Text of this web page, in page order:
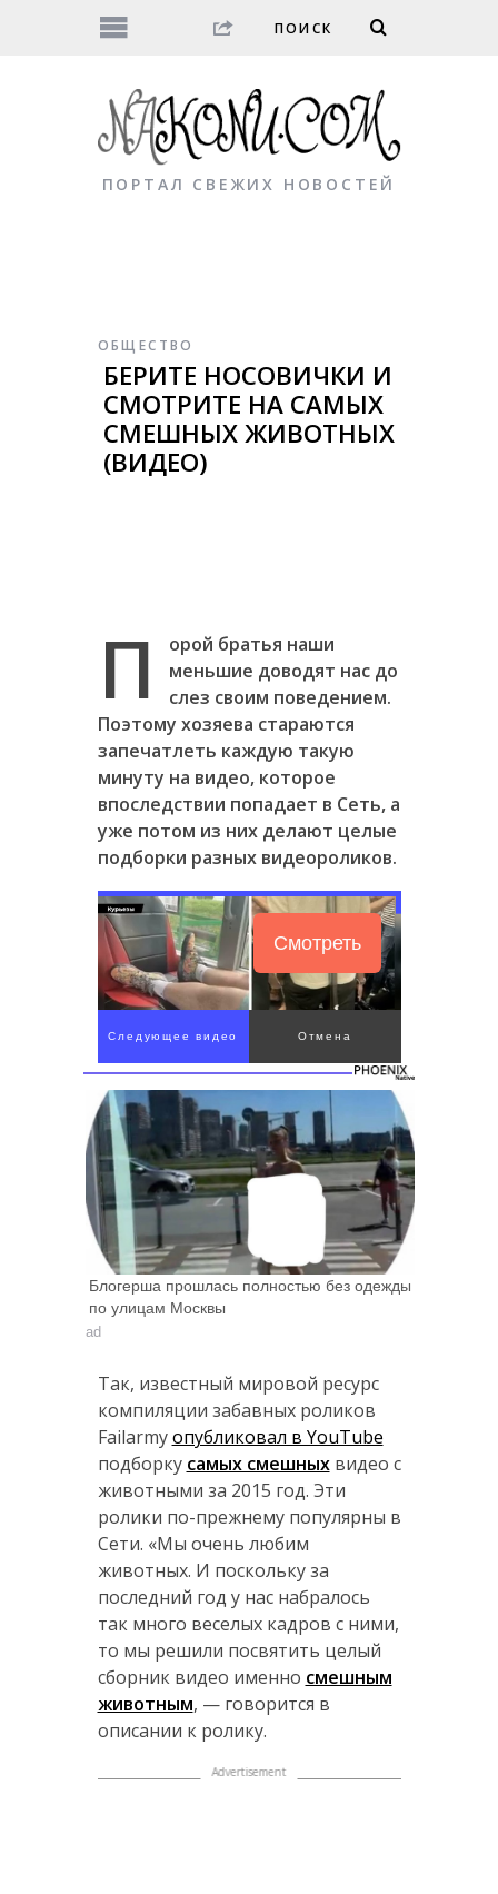
ПОРТАЛ СВЕЖИХ НОВОСТЕЙ
ОБЩЕСТВО
БЕРИТЕ НОСОВИЧКИ И
СМОТРИТЕ НА САМЫХ
СМЕШНЫХ ЖИВОТНЫХ
(ВИДЕО)
П
орой братья наши
меньшие доводят нас до
слез своим поведением.
Поэтому хозяева стараются
запечатлеть каждую такую
минуту на видео, которое
впоследствии попадает в Сеть, а
уже потом из них делают целые
подборки разных видеороликов.
Смотреть
Следующее видео Отмена
Блогерша прошлась полностью без одежды
по улицам Москвы
ad
Так, известный мировой ресурс
компиляции забавных роликов
Failarmyопубликовал в YouTube
подборку самых смешныхвидео с
животными за 2015 год. Эти
ролики по-прежнему популярны в
Сети. «Мы очень любим
животных. И поскольку за
последний год у нас набралось
так много веселых кадров с ними,
то мы решили посвятить целый
сборник видео именно смешным
животным, — говорится в
описании к ролику.